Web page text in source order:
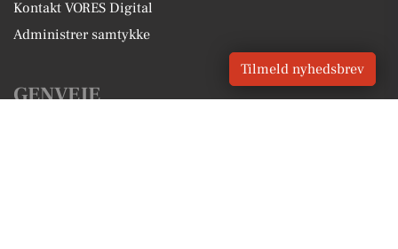
Kontakt VORES Digital
Administrer samtykke
GENVEJE
Tilmeld nyhedsbrev